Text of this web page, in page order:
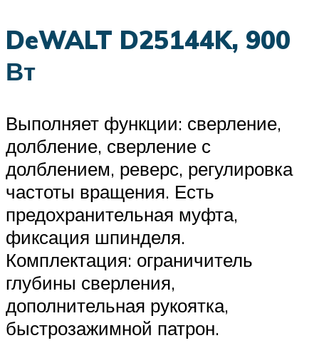
DeWALT D25144K, 900
Вт
Выполняет функции: сверление,
долбление, сверление с
долблением, реверс, регулировка
частоты вращения. Есть
предохранительная муфта,
фиксация шпинделя.
Комплектация: ограничитель
глубины сверления,
дополнительная рукоятка,
быстрозажимной патрон.